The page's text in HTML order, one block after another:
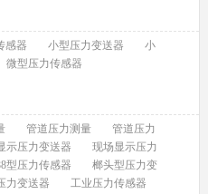
感器 小型压力变送器
小
微型压力传感器
管道压力测量
管道压力
示压力变送器
现场显示压力
型压力传感器
榔头型压力变
力变送器
工业压力传感器